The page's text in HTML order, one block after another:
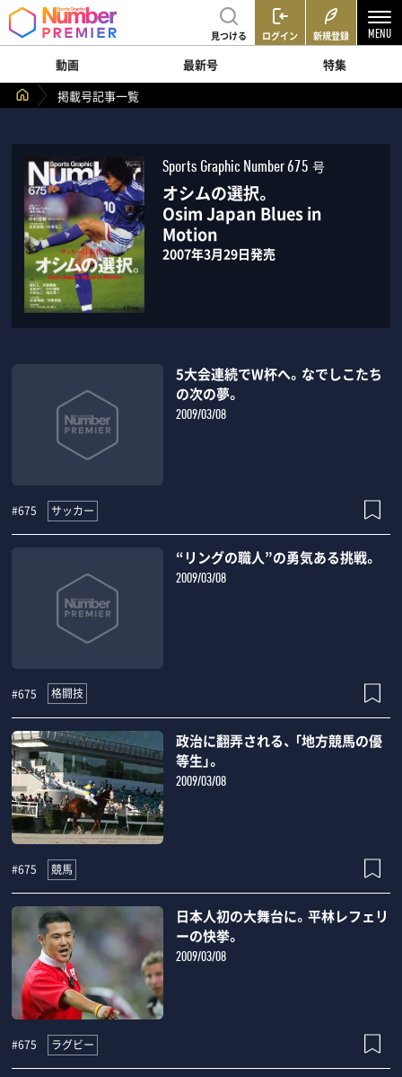
見つける ログイン 新規登録
動画 最新号
特集
掲載号記事一覧
Sports Graphic Number 675 号
オシムの選択。
Osim Japan Blues in
Motion
2007年3月29日発売
5大会連続でW杯へ。なでしこたち
の次の夢。
2009/03/08
#675 サッカー
“リングの職人”の勇気ある挑戦。
2009/03/08
#675 格闘技
政治に翻弄される、 「地方競馬の優
等生」。
2009/03/08
#675 競馬
日本人初の大舞台に。平林レフェリ
ーの快挙。
2009/03/08
#675 ラグビー